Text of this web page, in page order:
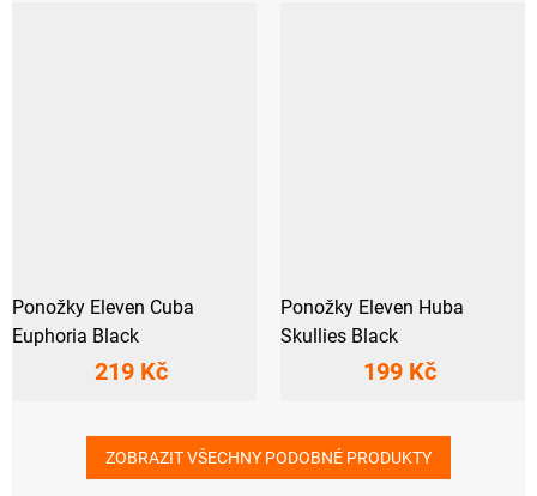
Ponožky Eleven Cuba
Euphoria Black
219 Kč
Ponožky Eleven Huba
Skullies Black
199 Kč
ZOBRAZIT VŠECHNY PODOBNÉ PRODUKTY